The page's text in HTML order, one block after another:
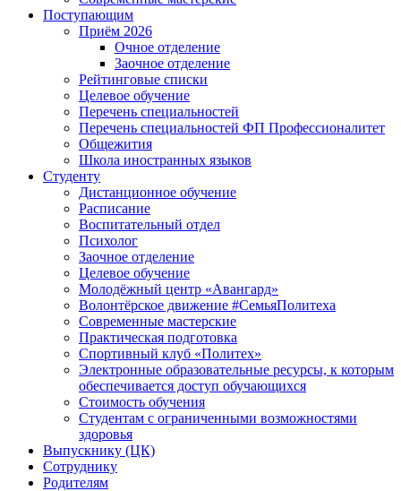
Поступающим
Приём 2026
Очное отделение
Заочное отделение
Рейтинговые списки
Целевое обучение
Перечень специальностей
Перечень специальностей ФП Профессионалитет
Общежития
Школа иностранных языков
Студенту
Дистанционное обучение
Расписание
Воспитательный отдел
Психолог
Заочное отделение
Целевое обучение
Молодёжный центр «Авангард»
Волонтёрское движение #СемьяПолитеха
Современные мастерские
Практическая подготовка
Спортивный клуб «Политех»
Электронные образовательные ресурсы, к которым
обеспечивается доступ обучающихся
Стоимость обучения
Студентам с ограниченными возможностями
здоровья
Выпускнику (ЦК)
Сотруднику
Родителям